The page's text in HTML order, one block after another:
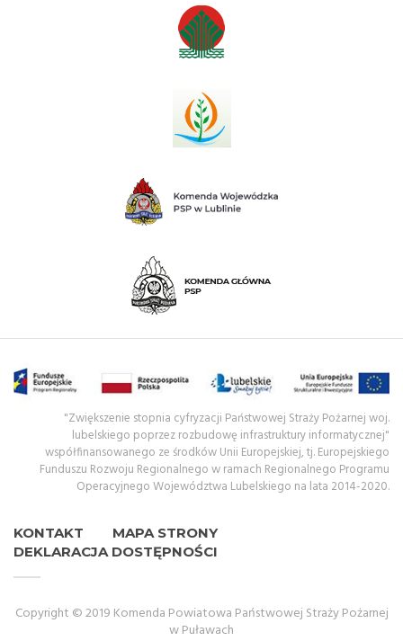
KONTAKT
MAPA STRONY
DEKLARACJA DOSTĘPNOŚCI
Copyright © 2019 Komenda Powiatowa Państwowej Straży Pożarnej
w Puławach
"Zwiększenie stopnia cyfryzacji Państwowej Straży Pożarnej woj.
lubelskiego poprzez rozbudowę infrastruktury informatycznej"
współfinansowanego ze środków Unii Europejskiej, tj. Europejskiego
Funduszu Rozwoju Regionalnego w ramach Regionalnego Programu
Operacyjnego Województwa Lubelskiego na lata 2014-2020.